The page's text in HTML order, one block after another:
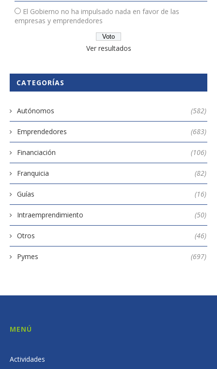
El Gobierno no ha impulsado nada en favor de las
empresas y emprendedores
Ver resultados
CATEGORÍAS
Autónomos (582)
Emprendedores (683)
Financiación (106)
Franquicia (82)
Guías (16)
Intraemprendimiento (50)
Otros (46)
Pymes (697)
MENÚ
Actividades